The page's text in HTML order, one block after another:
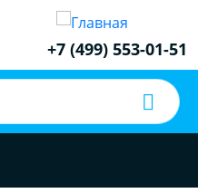
+7 (499) 553-01-51